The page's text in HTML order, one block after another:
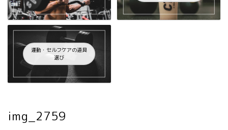
運動・セルフケアの道具
選び
img_2759